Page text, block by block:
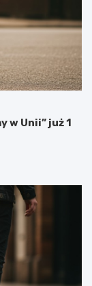
w Unii” już 1